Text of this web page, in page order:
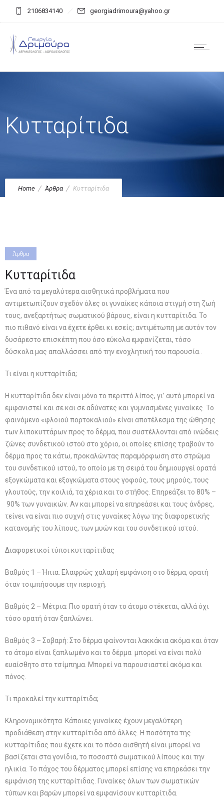
2106834140 georgiadrimoura@yahoo.gr
Κυτταρίτιδα
Home Άρθρα Κυτταρίτιδα
Άρθρα
Κυτταρίτιδα
Ένα από τα μεγαλύτερα αισθητικά προβλήματα που
αντιμετωπίζουν σχεδόν όλες οι γυναίκες κάποια στιγμή στη ζωή
τους, ανεξαρτήτως σωματικού βάρους, είναι η κυτταρίτιδα. Το
πιο πιθανό είναι να έχετε έρθει κι εσείς; αντιμέτωπη με αυτόν τον
δυσάρεστο επισκέπτη που όσο εύκολα εμφανίζεται, τόσο
δύσκολα μας απαλλάσσει από την ενοχλητική του παρουσία..
Τι είναι η κυτταρίτιδα;
Η κυτταρίτιδα δεν είναι μόνο το περιττό λίπος, γι’ αυτό μπορεί να
εμφανιστεί και σε και σε αδύνατες και γυμνασμένες γυναίκες. Το
φαινόμενο «φλοιού πορτοκαλιού» είναι αποτέλεσμα της ώθησης
των λιποκυττάρων προς το δέρμα, που συστέλλονται από ινώδεις
ζώνες συνδετικού ιστού στο χόριο, οι οποίες επίσης τραβούν το
δέρμα προς τα κάτω, προκαλώντας παραμόρφωση στο στρώμα
του συνδετικού ιστού, το οποίο με τη σειρά του δημιουργεί ορατά
εξογκώματα και εξογκώματα στους γοφούς, τους μηρούς, τους
γλουτούς, την κοιλιά, τα χέρια και το στήθος. Επηρεάζει το 80% –
90% των γυναικών. Αν και μπορεί να επηρεάσει και τους άνδρες,
τείνει να είναι πιο συχνή στις γυναίκες λόγω της διαφορετικής
κατανομής του λίπους, των μυών και του συνδετικού ιστού.
Διαφορετικοί τύποι κυτταρίτιδας
Βαθμός 1 – Ήπια: Ελαφρώς χαλαρή εμφάνιση στο δέρμα, ορατή
όταν τσιμπήσουμε την περιοχή.
Βαθμός 2 – Μέτρια: Πιο ορατή όταν το άτομο στέκεται, αλλά όχι
τόσο ορατή όταν ξαπλώνει.
Βαθμός 3 – Σοβαρή: Στο δέρμα φαίνονται λακκάκια ακόμα και όταν
το άτομο είναι ξαπλωμένο και το δέρμα μπορεί να είναι πολύ
ευαίσθητο στο τσίμπημα. Μπορεί να παρουσιαστεί ακόμα και
πόνος.
Τι προκαλεί την κυτταρίτιδα;
Κληρονομικότητα. Κάποιες γυναίκες έχουν μεγαλύτερη
προδιάθεση στην κυτταρίτιδα από άλλες. Η ποσότητα της
κυτταρίτιδας που έχετε και το πόσο αισθητή είναι μπορεί να
βασίζεται στα γονίδια, το ποσοστό σωματικού λίπους και την
ηλικία. Το πάχος του δέρματος μπορεί επίσης να επηρεάσει την
εμφάνιση της κυτταρίτιδας. Γυναίκες όλων των σωματικών
τύπων και βαρών μπορεί να εμφανίσουν κυτταρίτιδα.